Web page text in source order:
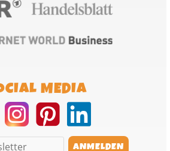
MEDIA